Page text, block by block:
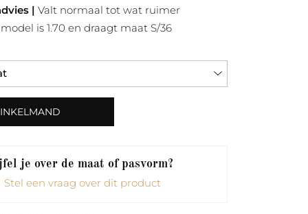
| Valt normaal tot wat ruimer
is 1.70 en draagt maat S/36
je over de maat of pasvorm?
Stel een vraag over dit product